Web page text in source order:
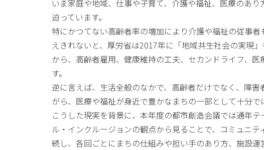
いま家庭や地域、仕事や子育て、介護や福祉、医療のあ
迫っています。
特にかつてない高齢者率の増加により介護や福祉の従事
えきれないと、厚労省は2017年に「地域共生社会の実現
から、高齢者雇用、健康維持の工夫、セカンドライフ、
す。
逆に言えば、生活全般のなかで、高齢者だけでなく、障
がら、医療や福祉が身近で豊かなまちの一部として十分
こうした現実を背景に、本年度の都市創造会議では通年
ル・インクルージョンの観点から見ることで、コミュニ
続し、各回ごとにまちの仕組みや担い手のあり方、施設